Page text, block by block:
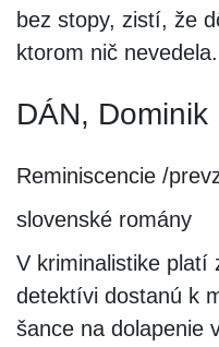
bez stopy, zistí, že
ktorom nič
DÁN, Dominik
Reminiscencie /
slovenské romány
V kriminalistike platí
detektívi dostanú k
šance na dolapenie